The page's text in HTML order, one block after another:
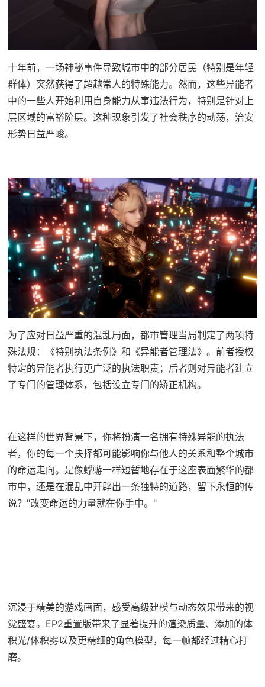
十年前，一场神秘事件导致城市中的部分居民（特别是年轻
群体）突然获得了超越常人的特殊能力。然而，这些异能者
中的一些人开始利用自身能力从事违法行为，特别是针对上
层区域的富裕阶层。这种现象引发了社会秩序的动荡，治安
形势日益严峻。
为了应对日益严重的混乱局面，都市管理当局制定了两项特
殊法规：《特别执法条例》和《异能者管理法》。前者授权
特定的异能者执行更广泛的执法职责；后者则对异能者建立
了专门的管理体系，包括设立专门的矫正机构。
在这样的世界背景下，你将扮演一名拥有特殊异能的执法
者，你的每一个抉择都可能影响你与他人的关系和整个城市
的命运走向。是像蜉蝣一样短暂地存在于这座表面繁华的都
市中，还是在混乱中开辟出一条独特的道路，留下永恒的传
说？"改变命运的力量就在你手中。"
沉浸于精美的游戏画面，感受高级建模与动态效果带来的视
觉盛宴。EP2重置版带来了显著提升的渲染质量、添加的体
积光/体积雾以及更精细的角色模型，每一帧都经过精心打
磨。